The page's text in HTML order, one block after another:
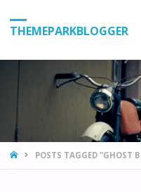
THEMEPARKBLOGGER
HOMEPOSTS TAGGED "GHOST